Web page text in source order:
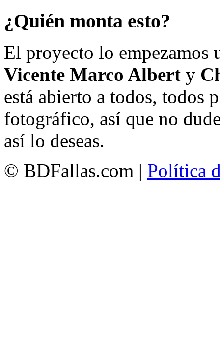
¿Quién monta esto?
El proyecto lo empezamos
Vicente Marco Albert y
está abierto a todos, todos
fotográfico, así que no
así lo deseas.
© BDFallas.com | Política